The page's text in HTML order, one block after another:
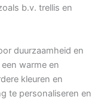
b.v. trellis en
duurzaamheid en
warme en
kleuren en
te personaliseren en